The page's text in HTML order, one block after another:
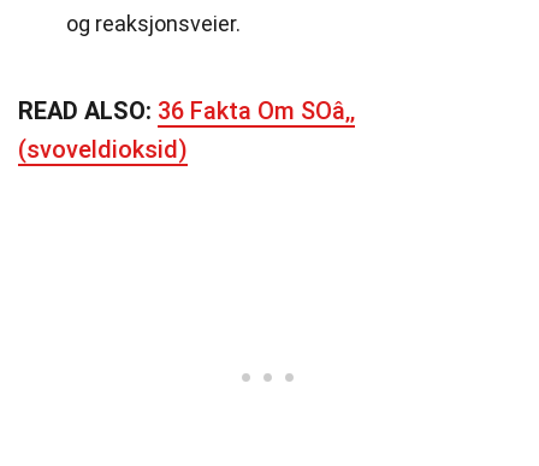
og reaksjonsveier.
READ ALSO: 36 Fakta Om SOâ‚‚
(svoveldioksid)